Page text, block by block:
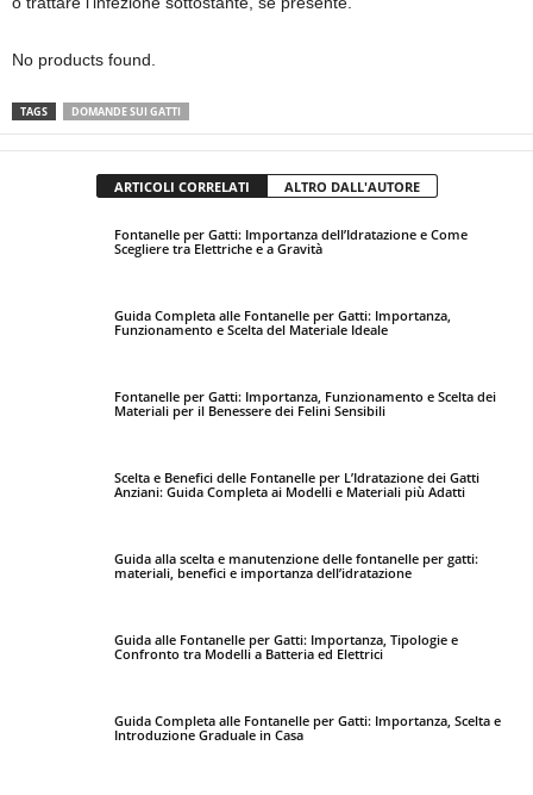
No products found.
TAGS DOMANDE SUI GATTI
ARTICOLI CORRELATI ALTRO DALL'AUTORE
Fontanelle per Gatti: Importanza dell’Idratazione e Come
Scegliere tra Elettriche e a Gravità
Guida Completa alle Fontanelle per Gatti: Importanza,
Funzionamento e Scelta del Materiale Ideale
Fontanelle per Gatti: Importanza, Funzionamento e Scelta dei
Materiali per il Benessere dei Felini Sensibili
Scelta e Benefici delle Fontanelle per L’Idratazione dei Gatti
Anziani: Guida Completa ai Modelli e Materiali più Adatti
Guida alla scelta e manutenzione delle fontanelle per gatti:
materiali, benefici e importanza dell’idratazione
Guida alle Fontanelle per Gatti: Importanza, Tipologie e
Confronto tra Modelli a Batteria ed Elettrici
Guida Completa alle Fontanelle per Gatti: Importanza, Scelta e
Introduzione Graduale in Casa